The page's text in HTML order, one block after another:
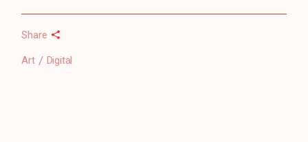
Share
Art Digital